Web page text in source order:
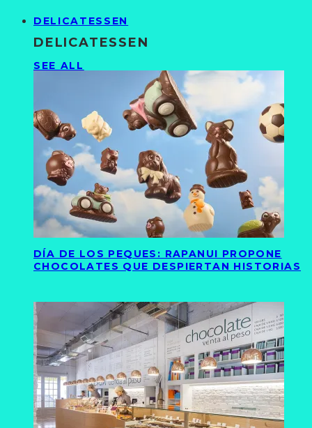
DELICATESSEN
DELICATESSEN
SEE ALL
DÍA DE LOS PEQUES: RAPANUI PROPONE
CHOCOLATES QUE DESPIERTAN HISTORIAS